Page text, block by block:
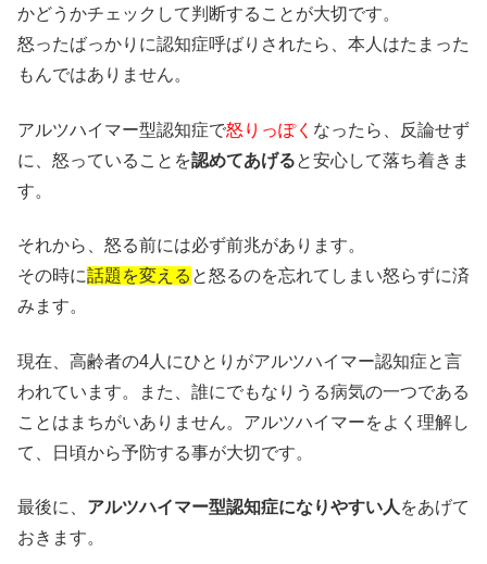
かどうかチェックして判断することが大切です。
怒ったばっかりに認知症呼ばりされたら、本人はたまった
もんではありません。
アルツハイマー型認知症で怒りっぽく なったら、反論せず
に、怒っていることを認めてあげると安心して落ち着きま
す。
それから、怒る前には必ず前兆があります。
その時に話題を変える と怒るのを忘れてしまい怒らずに済
みます。
現在、高齢者の4人にひとりがアルツハイマー認知症と言
われています。また、誰にでもなりうる病気の一つである
ことはまちがいありません。アルツハイマーをよく理解し
て、日頃から予防する事が大切です。
最後に、 アルツハイマー型認知症になりやすい人 をあげて
おきます。